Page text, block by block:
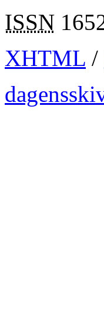
ISSN
XHTML /